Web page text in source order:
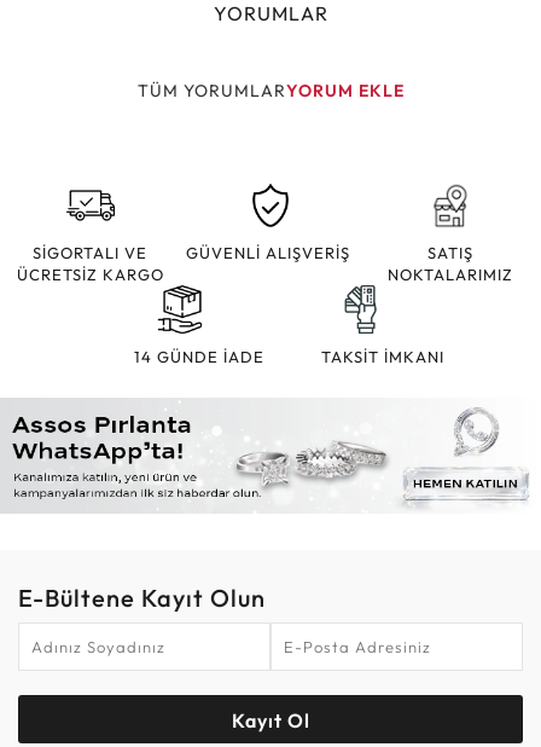
YORUMLAR
TÜM YORUMLARYORUM EKLE
SİGORTALI VE
ÜCRETSİZ KARGO
GÜVENLİ ALIŞVERİŞ
SATIŞ
NOKTALARIMIZ
14 GÜNDE İADE TAKSİT İMKANI
E-Bültene Kayıt Olun
Kayıt Ol